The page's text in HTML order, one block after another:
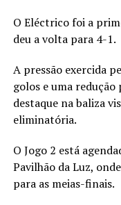
O Eléctrico foi a
deu a volta para 4-1.
A pressão exercida
golos e uma
destaque na baliza
eliminatória.
O Jogo 2 está
Pavilhão da Luz,
para as meias-finais.